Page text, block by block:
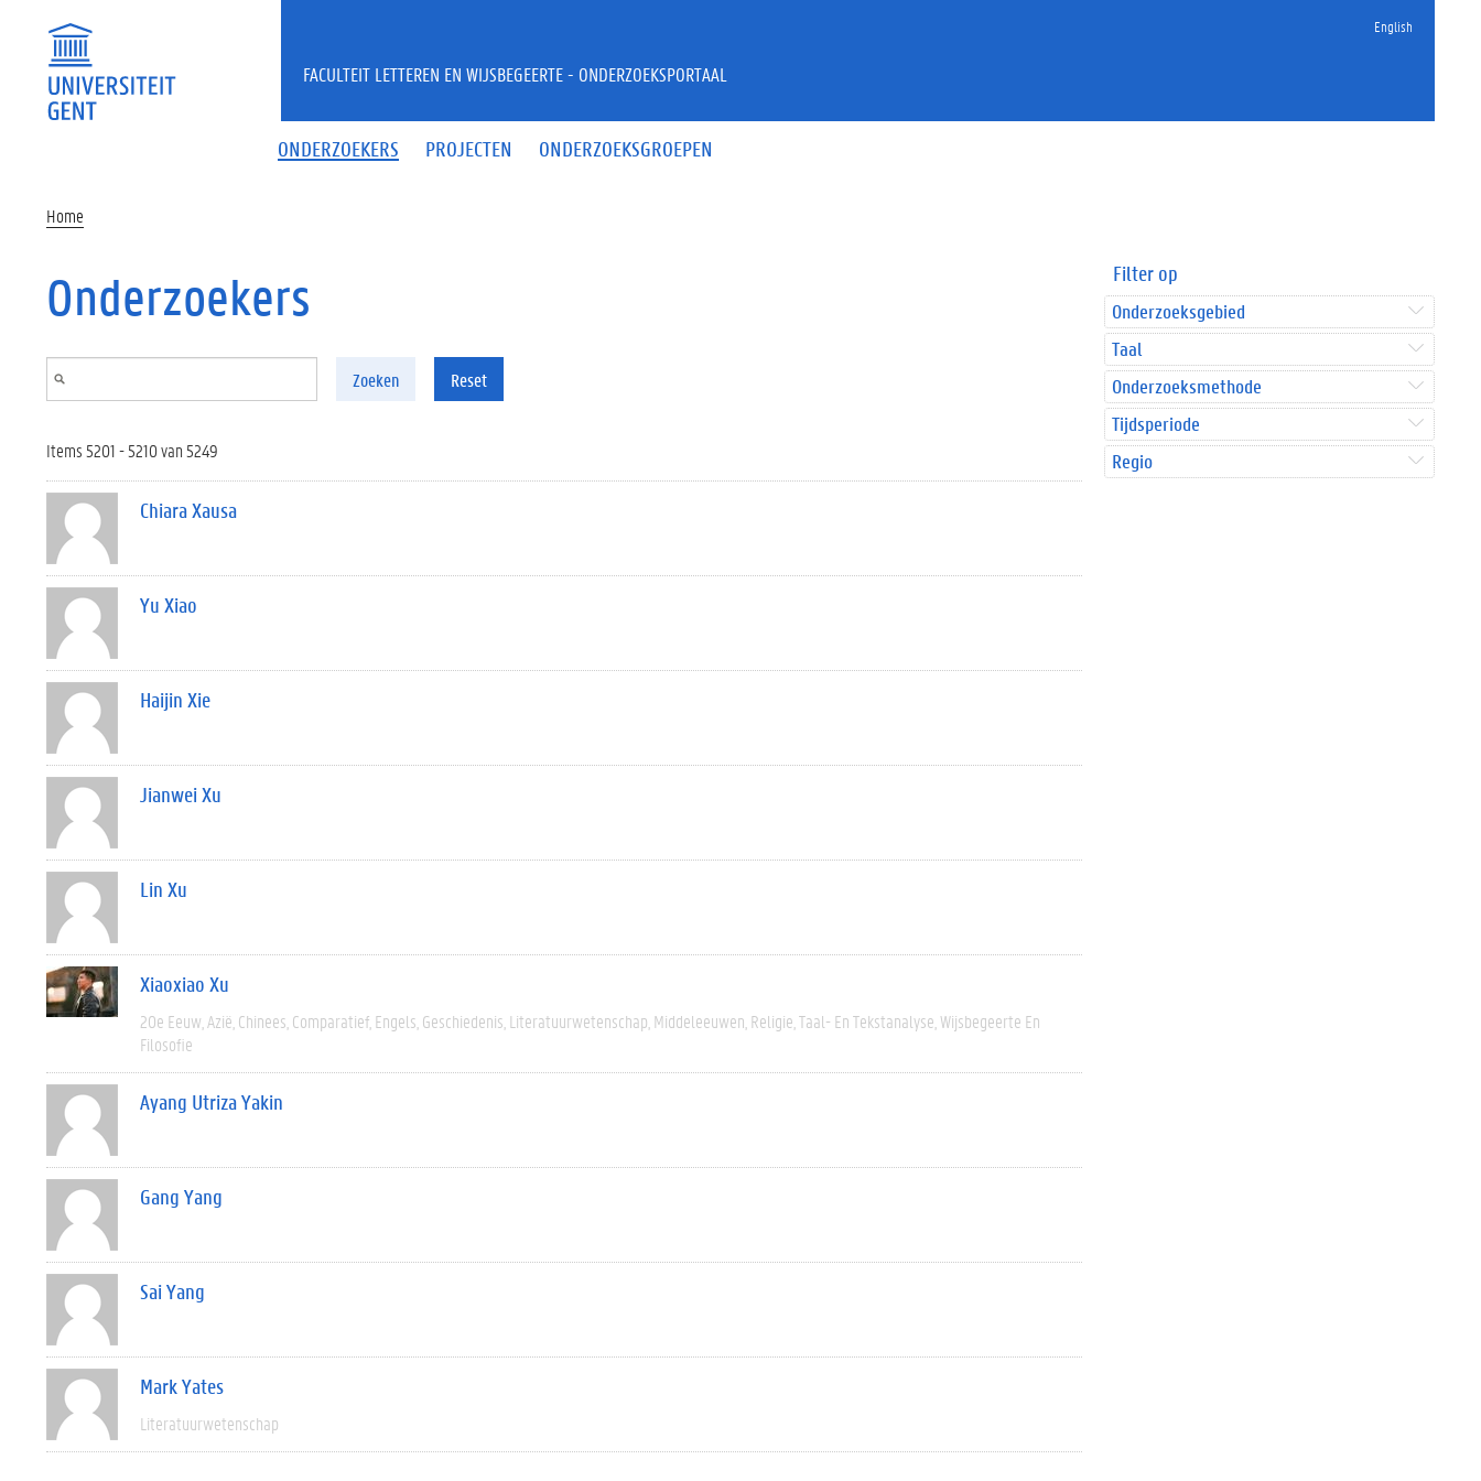
English
ONDERZOEKERS PROJECTEN ONDERZOEKSGROEPEN
FACULTEIT LETTEREN EN WIJSBEGEERTE - ONDERZOEKSPORTAAL
Home
Onderzoekers
Zoeken Reset
Items 5201 - 5210 van 5249
Chiara Xausa
Yu Xiao
Haijin Xie
Jianwei Xu
Lin Xu
Xiaoxiao Xu
20e Eeuw Azië Chinees Comparatief Engels Geschiedenis Literatuurwetenschap Middeleeuwen Religie Taal- En Tekstanalyse Wijsbegeerte En
Filosofie
Ayang Utriza Yakin
Gang Yang
Sai Yang
Mark Yates
Literatuurwetenschap
Filter op
Onderzoeksgebied
Taal
Onderzoeksmethode
Tijdsperiode
Regio